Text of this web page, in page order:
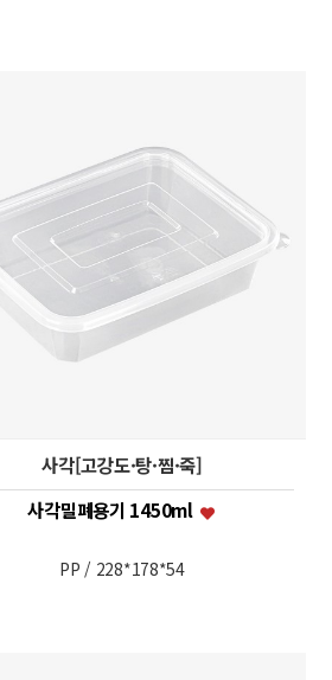
사각[고강도·탕·찜·죽]
사각밀폐용기 1450ml
PP / 228*178*54